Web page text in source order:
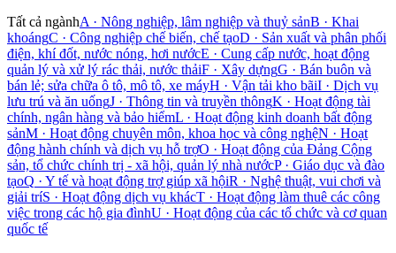
Tất cả ngànhA · Nông nghiệp, lâm nghiệp và thuỷ sảnB · Khai
khoángC · Công nghiệp chế biến, chế tạoD · Sản xuất và phân phối
điện, khí đốt, nước nóng, hơi nướcE · Cung cấp nước, hoạt động
quản lý và xử lý rác thải, nước thảiF · Xây dựngG · Bán buôn và
bán lẻ; sửa chữa ô tô, mô tô, xe máyH · Vận tải kho bãiI · Dịch vụ
lưu trú và ăn uốngJ · Thông tin và truyền thôngK · Hoạt động tài
chính, ngân hàng và bảo hiểmL · Hoạt động kinh doanh bất động
sảnM · Hoạt động chuyên môn, khoa học và công nghệN · Hoạt
động hành chính và dịch vụ hỗ trợO · Hoạt động của Đảng Cộng
sản, tổ chức chính trị - xã hội, quản lý nhà nướcP· Giáo dục và đào
tạoQ · Y tế và hoạt động trợ giúp xã hộiR · Nghệ thuật, vui chơi và
giải tríS · Hoạt động dịch vụ khácT · Hoạt động làm thuê các công
việc trong các hộ gia đìnhU · Hoạt động của các tổ chức và cơ quan
quốc tế